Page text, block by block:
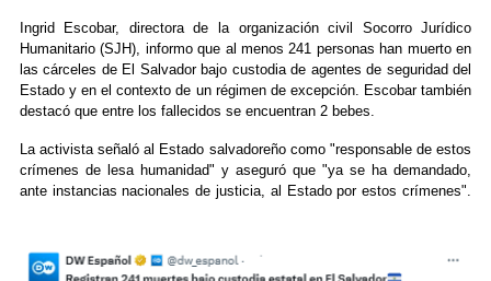
Ingrid Escobar, directora de la organización civil Socorro Jurídico
Humanitario (SJH), informo que al menos 241 personas han muerto en
las cárceles de El Salvador bajo custodia de agentes de seguridad del
Estado y en el contexto de un régimen de excepción. Escobar también
destacó que entre los fallecidos se encuentran 2 bebes.
La activista señaló al Estado salvadoreño como "responsable de estos
crímenes de lesa humanidad" y aseguró que "ya se ha demandado,
ante instancias nacionales de justicia, al Estado por estos crímenes".